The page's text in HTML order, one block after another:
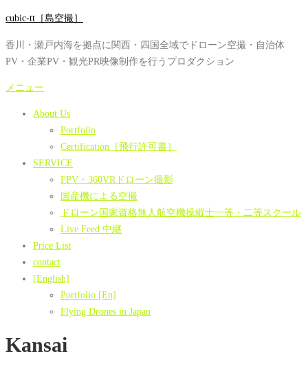
コ
テ
ン
ツ
cubic-tt［島空撮］
香川・瀬戸内海を拠点に関西・四国全域でドローン空撮・自治体
PV・企業PV・観光PR映像制作を行うプロダクション
メニュー
About Us
Portfolio
Certification［飛行許可書］
SERVICE
FPV・360VRドローン撮影
国産機による空撮
ドローン国家資格無人航空機操縦士一等・二等スクール
Live Feed 中継
Price List
contact
[English]
Portfolio [En]
Flying Drones in Japan
Kansai